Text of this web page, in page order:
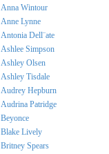
Anna Wintour
Anne Lynne
Antonia Dell¨ate
Ashlee Simpson
Ashley Olsen
Ashley Tisdale
Audrey Hepburn
Audrina Patridge
Beyonce
Blake Lively
Britney Spears